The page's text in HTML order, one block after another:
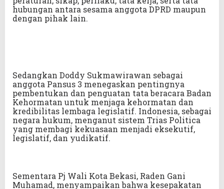
hubungan antara sesama anggota DPRD maupun
dengan pihak lain.
Sedangkan Doddy Sukmawirawan sebagai
anggota Pansus 3 menegaskan pentingnya
pembentukan dan penguatan tata beracara Badan
Kehormatan untuk menjaga kehormatan dan
kredibilitas lembaga legislatif. Indonesia, sebagai
negara hukum, menganut sistem Trias Politica
yang membagi kekuasaan menjadi eksekutif,
legislatif, dan yudikatif.
Sementara Pj Wali Kota Bekasi, Raden Gani
Muhamad, menyampaikan bahwa kesepakatan